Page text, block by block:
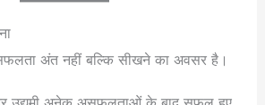
अंत नहीं बल्कि सीखने का अवसर है।